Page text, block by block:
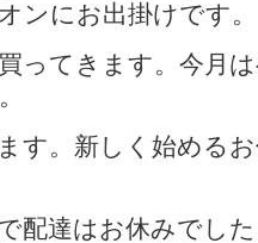
ンにお出掛けです。
ってきます。今月
す。新しく始める
配達はお休みでし